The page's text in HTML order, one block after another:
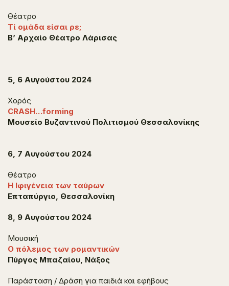
Θέατρο
Τί ομάδα είσαι ρε;
Β’ Αρχαίο Θέατρο Λάρισας
5, 6 Αυγούστου 2024
Χορός
CRASH…forming
Μουσείο Βυζαντινού Πολιτισμού Θεσσαλονίκης
6, 7 Αυγούστου 2024
Θέατρο
Η Ιφιγένεια των ταύρων
Επταπύργιο, Θεσσαλονίκη
8, 9 Αυγούστου 2024
Μουσική
Ο πόλεμος των ρομαντικών
Πύργος Μπαζαίου, Νάξος
Παράσταση / Δράση για παιδιά και εφήβους